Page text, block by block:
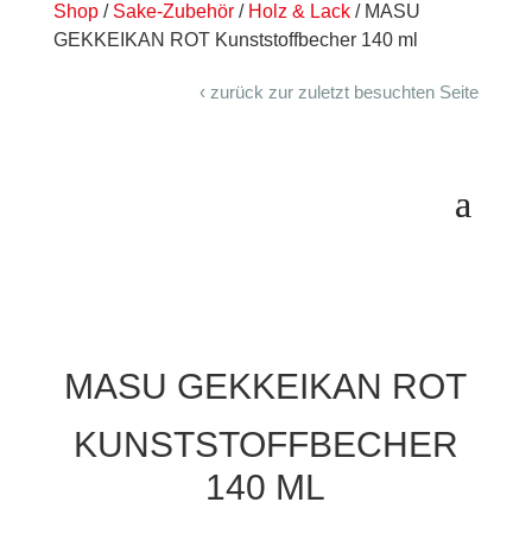
Shop/ Sake-Zubehör/ Holz & Lack/ MASU
GEKKEIKAN ROT Kunststoffbecher 140 ml
MASU GEKKEIKAN ROT
KUNSTSTOFFBECHER
140 ML